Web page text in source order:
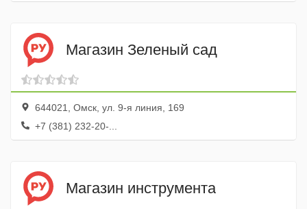
Магазин Зеленый сад
644021, Омск, ул. 9-я линия, 169
+7 (381) 232-20-...
Магазин инструмента